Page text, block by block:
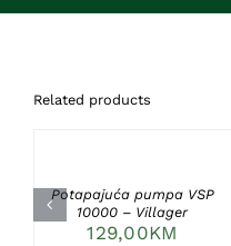
Related productsDODAJ
DETAILS
Potapajuća pumpa VSP
10000 – Villager
129,00KM